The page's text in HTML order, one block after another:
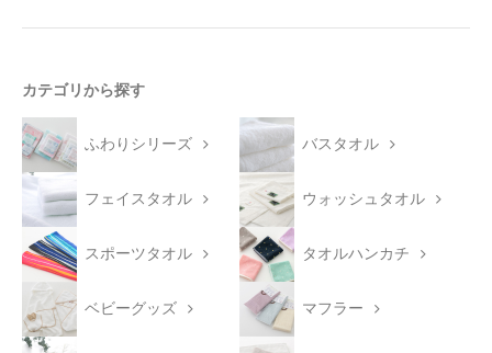
カテゴリから探す
ふわりシリーズ バスタオル
フェイスタオル ウォッシュタオル
スポーツタオル タオルハンカチ
ベビーグッズ マフラー